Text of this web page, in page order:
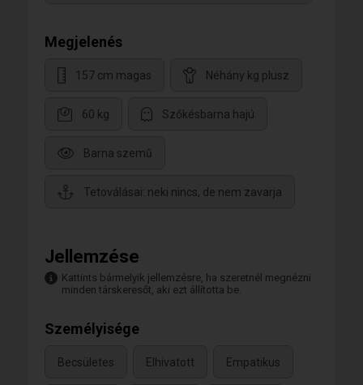
Megjelenés
157 cm magas Néhány kg plusz
60 kg Szőkésbarna hajú
Barna szemű
Tetoválásai: neki nincs, de nem zavarja
Jellemzése
Kattints bármelyik jellemzésre, ha szeretnél megnézni
minden társkeresőt, aki ezt állította be.
Személyisége
Becsületes Elhivatott Empatikus